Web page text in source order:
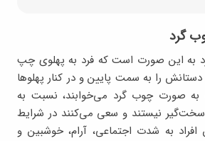
به این صورت است که فرد به پهلوی چپ
را به سمت پایین و در کنار پهلوها
به صورت چوب گرد می‌خوابند، نسبت به
نیستند و سعی می‌کنند در شرایط
به شدت اجتماعی، آرام، خوشبین و